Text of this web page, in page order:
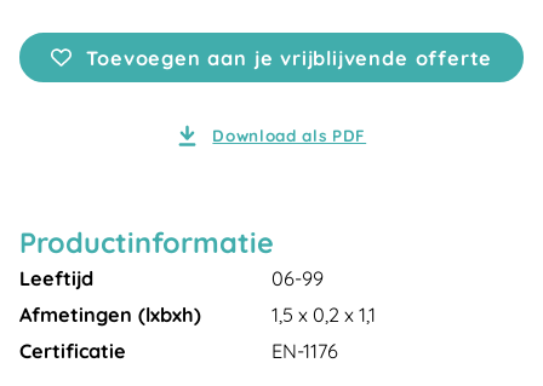
Toevoegen aan je vrijblijvende offerte
Download als PDF
Productinformatie
Leeftijd
06-99
Afmetingen (lxbxh)
1,5 x 0,2 x 1,1
Certificatie
EN-1176